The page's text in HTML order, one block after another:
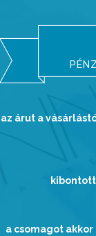
az árut a
a csomagot